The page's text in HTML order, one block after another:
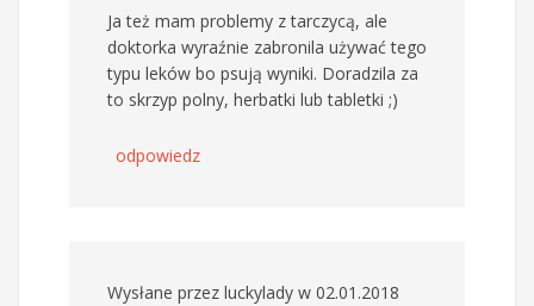
Ja też mam problemy z tarczycą, ale
doktorka wyraźnie zabronila używać tego
typu leków bo psują wyniki. Doradzila za
to skrzyp polny, herbatki lub tabletki ;)
odpowiedz
Wysłane przez luckylady w 02.01.2018